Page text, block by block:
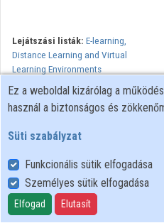
Lejátszási listák: E-learning,
Distance Learning and Virtual
Learning Environments
Felhasználói szabályzat
Adatkezelési tájékoztató
Süti szabályzat
Ez a weboldal kizárólag a
használ a biztonságos és
Süti szabályzat
Funkcionális sütik elfogadása
Személyes sütik elfogadása
Elfogad Elutasít